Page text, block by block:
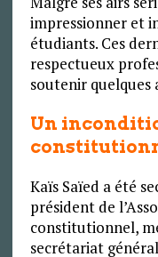
impressionner et
étudiants. Ces
respectueux
soutenir quelques
Un
Kaïs Saïed a été
président de
constitutionnel,
secrétariat